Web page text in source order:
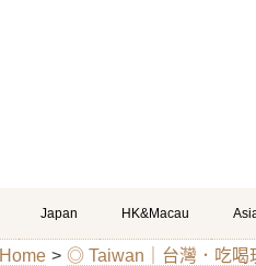
Japan HK&Macau
Home > ◎ Taiwan｜台灣．吃喝